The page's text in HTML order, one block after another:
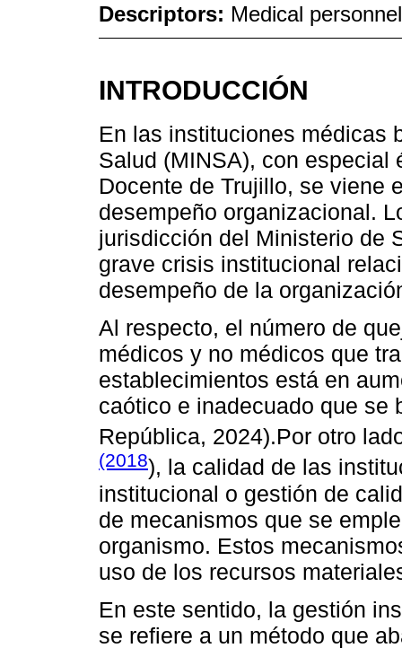
Descriptors: Medical
INTRODUCCIÓN
En las instituciones médicas
Salud (MINSA), con especial
Docente de Trujillo, se viene
desempeño organizacional.
jurisdicción del Ministerio de
grave crisis institucional
desempeño de la
Al respecto, el número de
médicos y no médicos que
establecimientos está en
caótico e inadecuado que se
República, 2024).Por otro
(2018), la calidad de las
institucional o gestión de
de mecanismos que se
organismo. Estos
uso de los recursos
En este sentido, la gestión
se refiere a un método que